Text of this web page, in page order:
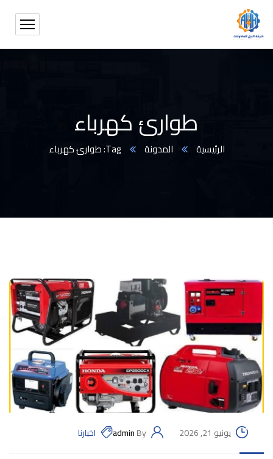
طوارئ كهرباء
الرئيسية المدونة Tag: طوارئ كهرباء
يونيو 21, 2026 By
admin اخبارنا